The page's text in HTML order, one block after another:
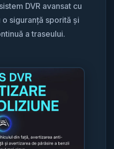
DVR avansat cu
siguranță sporită și
a traseului.